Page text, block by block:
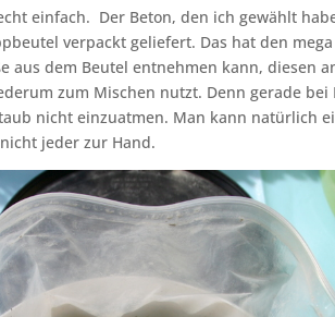
einfach. Der Beton, den ich gewählt
verpackt geliefert. Das hat den
aus dem Beutel entnehmen kann, diesen
zum Mischen nutzt. Denn gerade bei
nicht einzuatmen. Man kann natürlich
jeder zur Hand.